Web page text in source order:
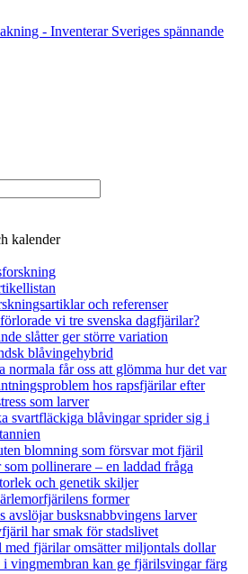
kalender
och referenser
vi tre svenska dagfjärilar?
slåtter ger större variation
blåvingehybrid
normala får oss att glömma hur det var
hos rapsfjärilar efter
som larver
svartfläckiga blåvingar sprider sig i
blomning som försvar mot fjäril
pollinerare – en laddad fråga
och genetik skiljer
former
avslöjar busksnabbvingens larver
har smak för stadslivet
med fjärilar omsätter miljontals dollar
i vingmembran kan ge fjärilsvingar färg